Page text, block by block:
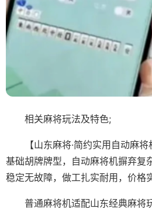
相关麻将玩法及特色;
【山东麻将·简约实用自动麻
基础胡牌牌型，自动麻将机摒弃复
稳定无故障，做工扎实耐用，价格
普通麻将机适配山东经典麻将